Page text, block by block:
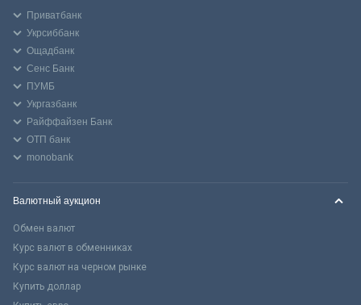
Приватбанк
Укрсиббанк
Ощадбанк
Сенс Банк
ПУМБ
Укргазбанк
Райффайзен Банк
ОТП банк
monobank
Валютный аукцион
Обмен валют
Курс валют в обменниках
Курс валют на черном рынке
Купить доллар